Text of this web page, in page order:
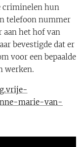
criminelen hun
telefoon nummer
aan het hof van
bevestigde dat er
voor een bepaalde
werken.
marie-van-